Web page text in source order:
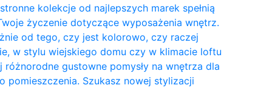
kolekcje od najlepszych marek spełnią
życzenie dotyczące wyposażenia wnętrz.
od tego, czy jest kolorowo, czy raczej
w stylu wiejskiego domu czy w klimacie loftu
różnorodne gustowne pomysły na wnętrza dla
pomieszczenia. Szukasz nowej stylizacji